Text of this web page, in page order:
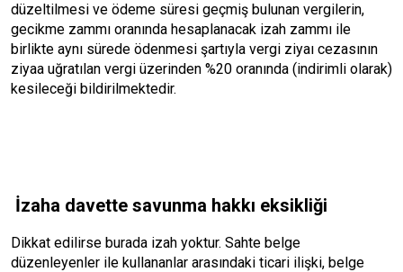
düzeltilmesi ve ödeme süresi geçmiş bulunan vergilerin,
gecikme zammı oranında hesaplanacak izah zammı ile
birlikte aynı sürede ödenmesi şartıyla vergi ziyaı cezasının
ziyaa uğratılan vergi üzerinden %20 oranında (indirimli olarak)
kesileceği bildirilmektedir.
İzaha davette savunma hakkı eksikliği
Dikkat edilirse burada izah yoktur. Sahte belge
düzenleyenler ile kullananlar arasındaki ticari ilişki, belge